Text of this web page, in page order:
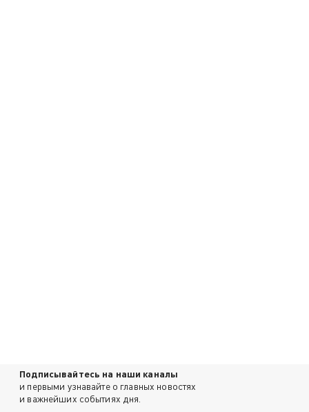
Подписывайтесь на наши каналы
и первыми узнавайте о главных новостях
и важнейших событиях дня.